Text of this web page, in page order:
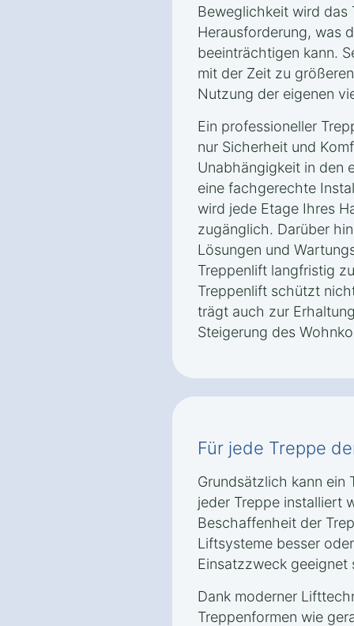
Beweglichkeit wird das
Herausforderung, was
beeinträchtigen kann.
mit der Zeit zu
Nutzung der eigenen
Ein professioneller
nur Sicherheit und
Unabhängigkeit in den
eine fachgerechte
wird jede Etage Ihres
zugänglich. Darüber
Lösungen und
Treppenlift langfristig
Treppenlift schützt
trägt auch zur
Steigerung des
Für jede Treppe
Grundsätzlich kann ein
jeder Treppe installiert
Beschaffenheit der
Liftsysteme besser
Einsatzzweck geeignet
Dank moderner
Treppenformen wie